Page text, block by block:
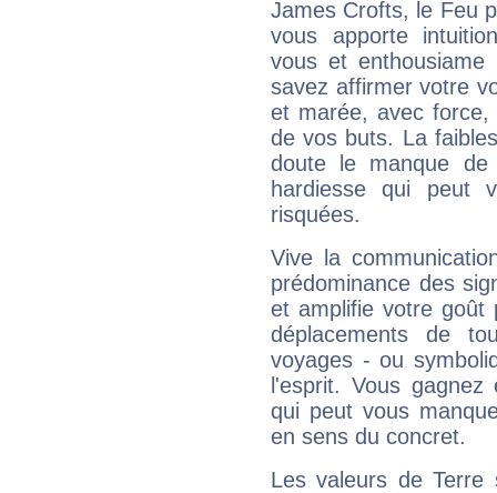
James Crofts, le Feu
vous apporte
vous et
savez affirmer votre
et marée, avec
de vos buts. La
doute le manque
hardiesse qui peut
risquées.
Vive la
prédominance des
et amplifie votre goût
déplacements de
voyages - ou
l'esprit. Vous
qui peut vous
en sens du concret.
Les valeurs de Terre